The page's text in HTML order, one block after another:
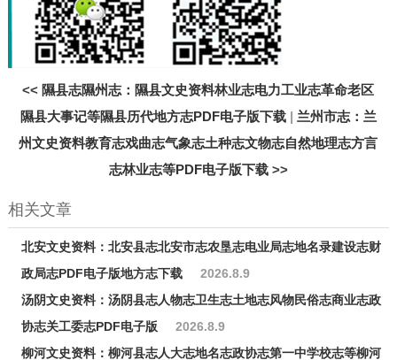
<< 隰县志隰州志：隰县文史资料林业志电力工业志革命老区
隰县大事记等隰县历代地方志PDF电子版下载 | 兰州市志：兰
州文史资料教育志戏曲志气象志土种志文物志自然地理志方言
志林业志等PDF电子版下载>>
相关文章
北安文史资料：北安县志北安市志农垦志电业局志地名录建设志财
政局志PDF电子版地方志下载
2026.8.9
汤阴文史资料：汤阴县志人物志卫生志土地志风物民俗志商业志政
协志关工委志PDF电子版
2026.8.9
柳河文史资料：柳河县志人大志地名志政协志第一中学校志等柳河